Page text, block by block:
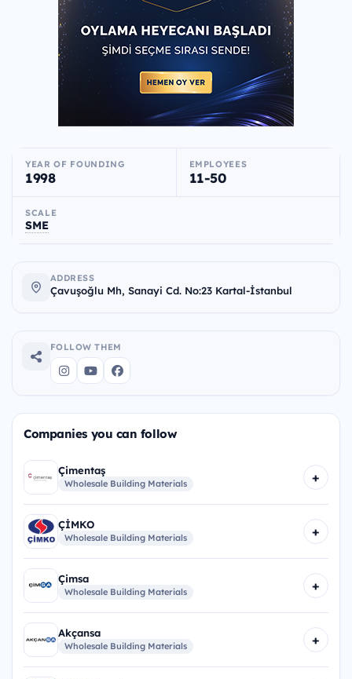
YEAR OF FOUNDING
1998
EMPLOYEES
11-50
SCALE
SME
ADDRESS
Çavuşoğlu Mh, Sanayi Cd. No:23 Kartal-İstanbul
FOLLOW THEM
Companies you can follow
Çimentaş
Wholesale Building Materials +
ÇİMKO
Wholesale Building Materials +
Çimsa
Wholesale Building Materials +
Akçansa
Wholesale Building Materials +